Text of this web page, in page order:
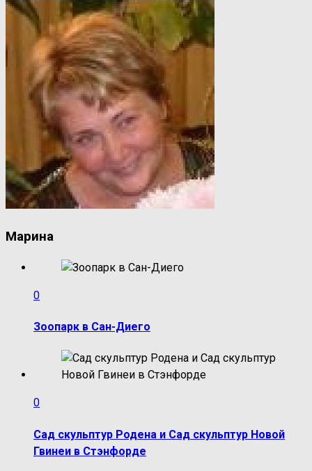
Марина
0
Зоопарк в Сан-Диего
0
Сад скульптур Родена и Сад скульптур Новой
Гвинеи в Стэнфорде